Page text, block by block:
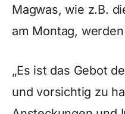
Magwas, wie z.B.
am Montag,
„Es ist das Gebot
und vorsichtig zu